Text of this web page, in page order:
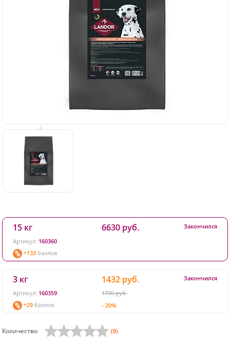
15 кг
Артикул: 160360
+133 баллов
6630 руб. Закончился
3 кг
Артикул: 160359
+29 баллов
1432 руб.
1790 руб.
- 20%
Закончился
Количество (0)